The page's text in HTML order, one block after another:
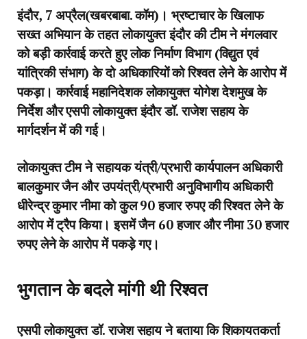
इंदौर, 7 अप्रैल(खबरबाबा. कॉम)। भ्रष्टाचार के खिलाफ
सख्त अभियान के तहत लोकायुक्त इंदौर की टीम ने मंगलवार
को बड़ी कार्रवाई करते हुए लोक निर्माण विभाग (विद्युत एवं
यांत्रिकी संभाग) के दो अधिकारियों को रिश्वत लेने के आरोप में
पकड़ा। कार्रवाई महानिदेशक लोकायुक्त योगेश देशमुख के
निर्देश और एसपी लोकायुक्त इंदौर डॉ. राजेश सहाय के
मार्गदर्शन में की गई।
लोकायुक्त टीम ने सहायक यंत्री/प्रभारी कार्यपालन अधिकारी
बालकुमार जैन और उपयंत्री/प्रभारी अनुविभागीय अधिकारी
धीरेन्द्र कुमार नीमा को कुल 90 हजार रुपए की रिश्वत लेने के
आरोप में ट्रैप किया। इसमें जैन 60 हजार और नीमा 30 हजार
रुपए लेने के आरोप में पकड़े गए।
भुगतान के बदले मांगी थी रिश्वत
एसपी लोकायुक्त डॉ. राजेश‌ सहाय ने बताया कि शिकायतकर्ता